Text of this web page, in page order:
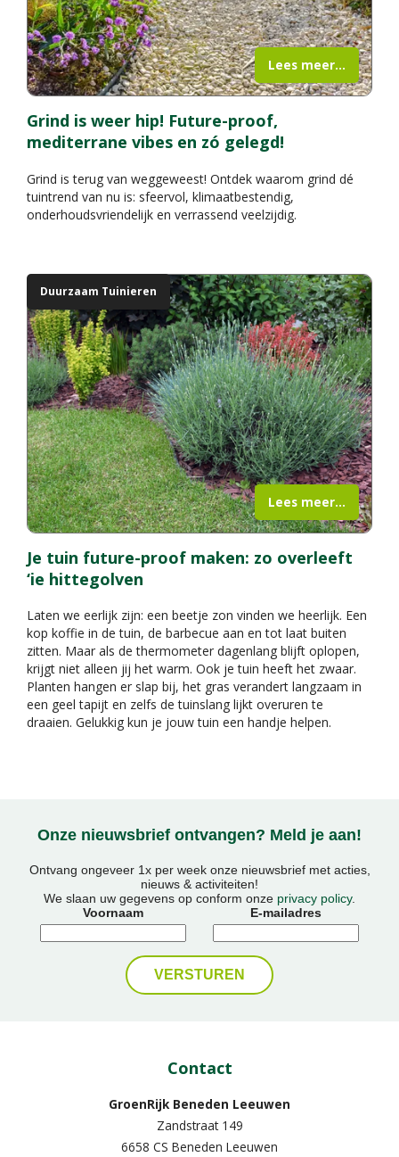
Grind is weer hip! Future-proof,
mediterrane vibes en zó gelegd!
Grind is terug van weggeweest! Ontdek waarom grind dé
tuintrend van nu is: sfeervol, klimaatbestendig,
onderhoudsvriendelijk en verrassend veelzijdig.
Lees meer...
Je tuin future-proof maken: zo overleeft
‘ie hittegolven
Duurzaam Tuinieren
Laten we eerlijk zijn: een beetje zon vinden we heerlijk. Een
kop koffie in de tuin, de barbecue aan en tot laat buiten
zitten. Maar als de thermometer dagenlang blijft oplopen,
krijgt niet alleen jij het warm. Ook je tuin heeft het zwaar.
Planten hangen er slap bij, het gras verandert langzaam in
een geel tapijt en zelfs de tuinslang lijkt overuren te
draaien. Gelukkig kun je jouw tuin een handje helpen.
Lees meer...
Onze nieuwsbrief ontvangen? Meld je aan!
Ontvang ongeveer 1x per week onze nieuwsbrief met acties,
nieuws & activiteiten!
We slaan uw gegevens op conform onze privacy policy.
Voornaam
E-mailadres
Contact
GroenRijk Beneden Leeuwen​
Zandstraat 149
6658 CS Beneden Leeuwen